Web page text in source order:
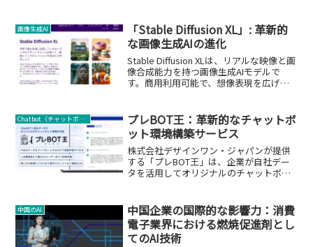
画像生成AI
「Stable Diffusion XL」: 革新的
な画像生成AIの進化
Stable Diffusion XLは、リアルな映像と画
像合成能力を持つ画像生成AIモデルで
す。商用利用可能で、想像表現を広げま
Chatbot（チャットボット）
プレBOT王：革新的なチャットボ
ット環境構築サービス
株式会社デザインワン・ジャパンが提供
する「プレBOT王」は、企業が自社デー
タを活用してオリジナルのチャットボッ
特徴です。
中国のAI
中国企業の国際的な影響力：消費
電子業界における燃焼促進剤とし
てのAI技術